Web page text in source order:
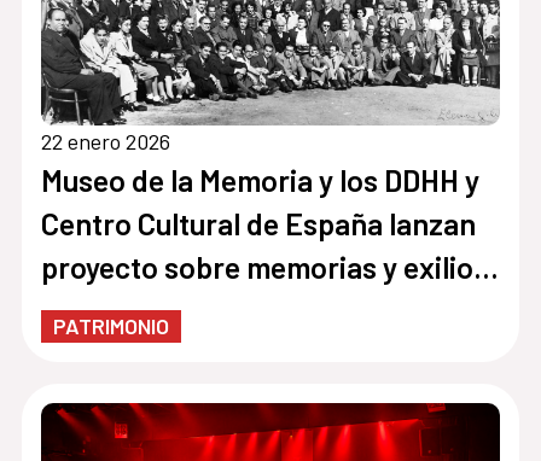
22 enero 2026
Museo de la Memoria y los DDHH y
Centro Cultural de España lanzan
proyecto sobre memorias y exilio
entre Chile y España
PATRIMONIO